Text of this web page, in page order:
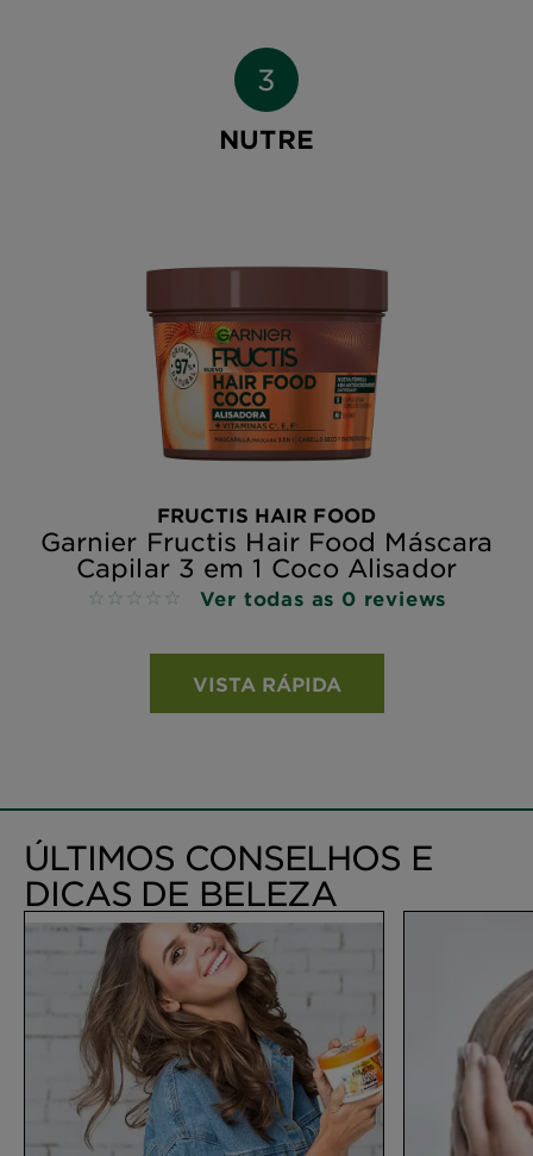
NUTRE
FRUCTIS HAIR FOOD
Garnier Fructis Hair Food Máscara
Capilar 3 em 1 Coco Alisador
No reviews Ver todas as 0 reviews
VISTA RÁPIDA
ÚLTIMOS CONSELHOS E
DICAS DE BELEZA